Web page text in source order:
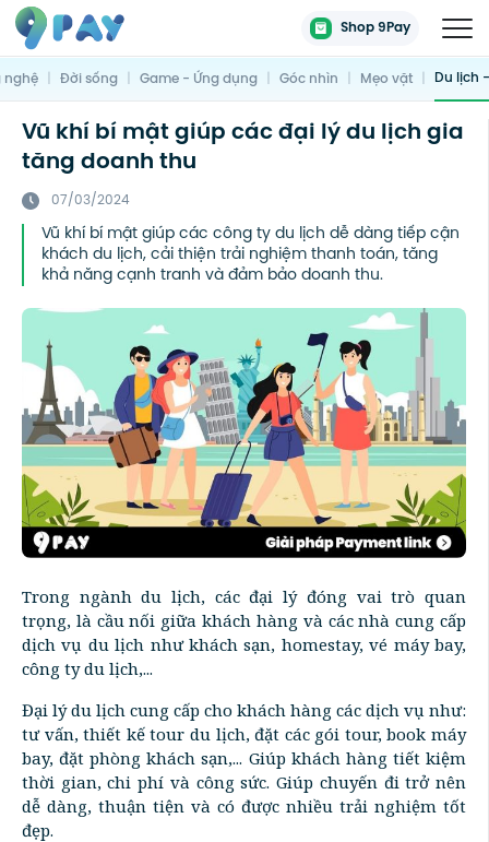
Shop 9Pay
nghệ | Đời sống | Game - Ứng dụng | Góc nhìn | Mẹo vặt | Du lịch
Vũ khí bí mật giúp các đại lý du lịch gia
tăng doanh thu
07/03/2024
Vũ khí bí mật giúp các công ty du lịch dễ dàng tiếp cận
khách du lịch, cải thiện trải nghiệm thanh toán, tăng
khả năng cạnh tranh và đảm bảo doanh thu.
Trong ngành du lịch, các đại lý đóng vai trò quan
trọng, là cầu nối giữa khách hàng và các nhà cung cấp
dịch vụ du lịch như khách sạn, homestay, vé máy bay,
công ty du lịch,...
Đại lý du lịch cung cấp cho khách hàng các dịch vụ như:
tư vấn, thiết kế tour du lịch, đặt các gói tour, book máy
bay, đặt phòng khách sạn,... Giúp khách hàng tiết kiệm
thời gian, chi phí và công sức. Giúp chuyến đi trở nên
dễ dàng, thuận tiện và có được nhiều trải nghiệm tốt
đẹp.